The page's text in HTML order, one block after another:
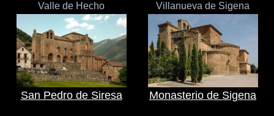
Valle de Hecho
San Pedro de Siresa
Villanueva de Sigena
Monasterio de Sigena